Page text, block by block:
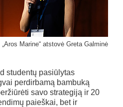
„Aros Marine“ atstovė Greta Galminė
studentų pasiūlytas
perdirbamą bambuką
savo strategiją ir 20
paieškai, bet ir